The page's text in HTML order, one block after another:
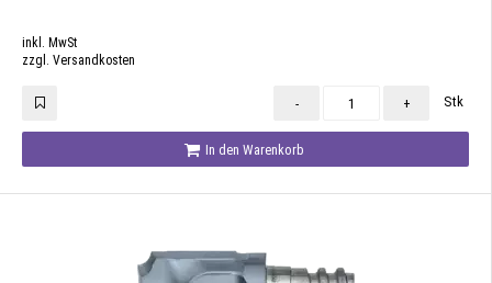
inkl. MwSt
zzgl. Versandkosten
- + Stk
In den Warenkorb